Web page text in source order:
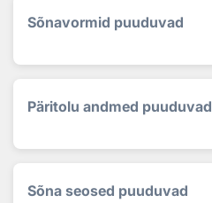
Sõnavormid puuduvad
Päritolu andmed puuduvad
Sõna seosed puuduvad